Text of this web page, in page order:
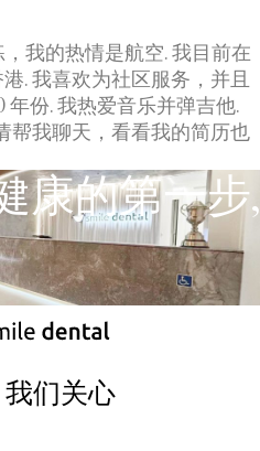
我的热情是航空. 我目前在
. 我喜欢为社区服务，并且
年份. 我热爱音乐并弹吉他.
帮我聊天，看看我的简历也
康的第一步,
们关心